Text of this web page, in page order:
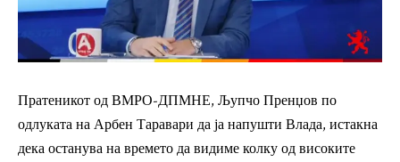
Пратеникот од ВМРО-ДПМНЕ, Љупчо Пренџов по
одлуката на Арбен Таравари да ја напушти Влада, истакна
дека останува на времето да видиме колку од високите